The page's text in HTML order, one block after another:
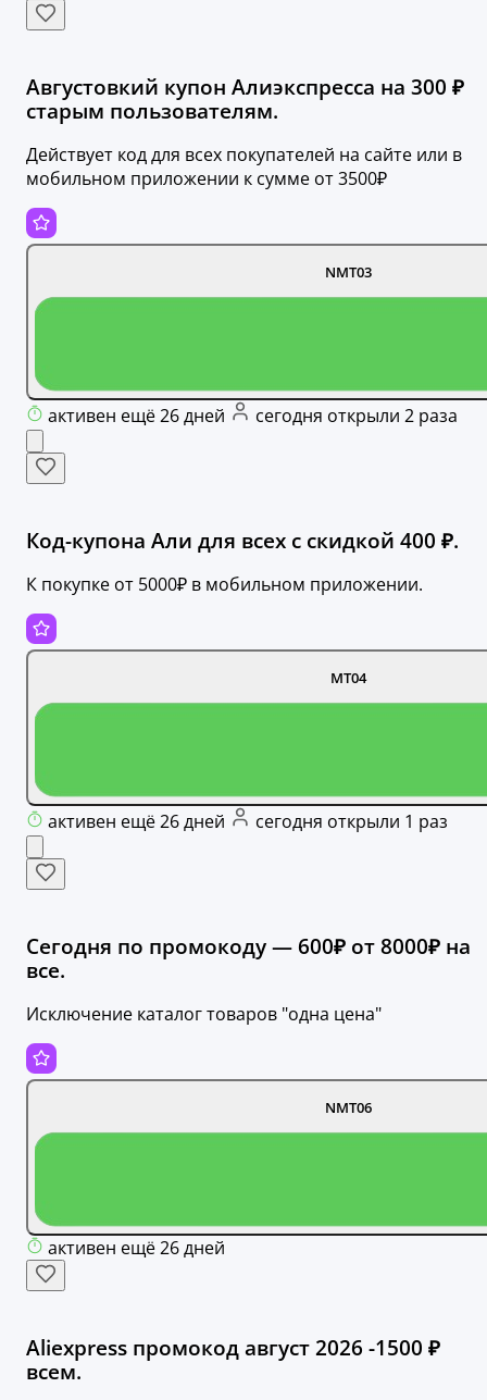
Августовкий купон Алиэкспресса на 300 ₽
старым пользователям.
Действует код для всех покупателей на сайте или в
мобильном приложении к сумме от 3500₽
NMT03
активен ещё 26 дней сегодня открыли 2 раза
Код-купона Али для всех с скидкой 400 ₽.
К покупке от 5000₽ в мобильном приложении.
MT04
активен ещё 26 дней сегодня открыли 1 раз
Сегодня по промокоду — 600₽ от 8000₽ на
все.
Исключение каталог товаров "одна цена"
NMT06
активен ещё 26 дней
Aliexpress промокод август 2026 -1500 ₽
всем.